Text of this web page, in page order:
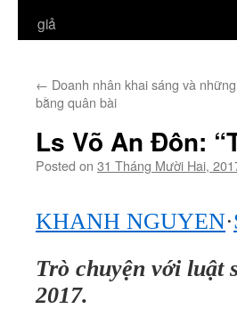
giả
← Doanh nhân khai sáng và
bằng quân bài
Ls Võ An Đôn:
Posted on 31 Tháng Mười Hai,
KHANH NGUYEN·
Trò chuyện với luật
2017.